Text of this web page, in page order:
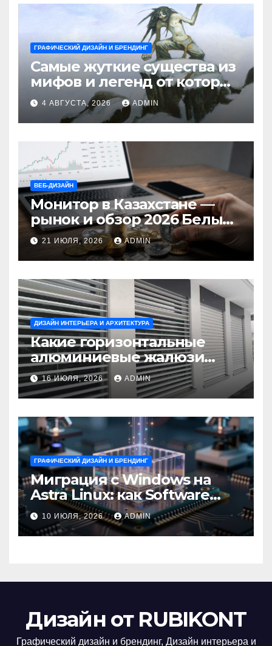
ГРАФИЧЕСКИЙ ДИЗАЙН И БРЕНДИНГ
Самые жуткие существа из
мифов и легенд от которых
стынет кровь
4 АВГУСТА, 2026 ADMIN
ВЕБ-ДИЗАЙН
Монитор в Казахстане —
рынок и обзор 2026 Белый
Ветер Shop.kz
21 ИЮЛЯ, 2026 ADMIN
ДИЗАЙН ИНТЕРЬЕРА И АРХИТЕКТУРА
Какие горизонтальные
алюминиевые жалюзи
выбрать для окон?
16 ИЮЛЯ, 2026 ADMIN
ГРАФИЧЕСКИЙ ДИЗАЙН И БРЕНДИНГ
Миграция с Windows на
Astra Linux: как Software
Group успешно перешла на
отечественную ОС
10 ИЮЛЯ, 2026 ADMIN
Дизайн от RUBIKONT
Графический дизайн и брендинг, Дизайн интерьера и